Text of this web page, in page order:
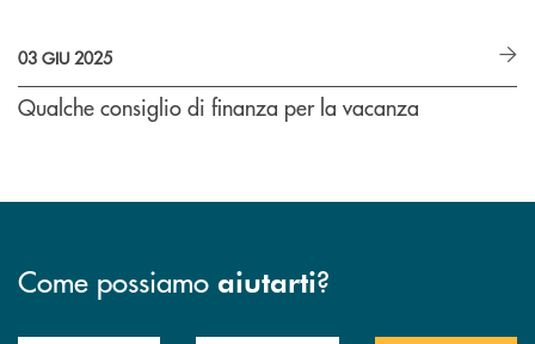
03 GIU 2025
Qualche consiglio di finanza per la vacanza
Come possiamo aiutarti?